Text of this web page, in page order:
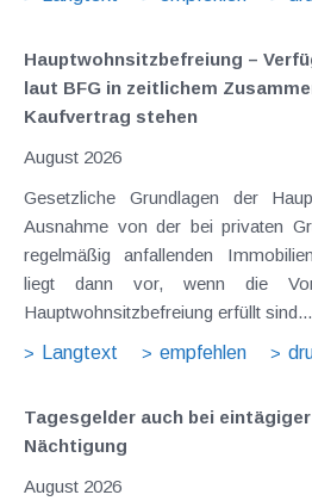
Hauptwohnsitz​­befreiung –
laut BFG in zeitlichem
Kaufvertrag stehen
August 2026
Gesetzliche Grundlagen der
Ausnahme von der bei privaten
regelmäßig anfallenden
liegt dann vor, wenn die
Hauptwohnsitzbefreiung erfüllt
Langtext
empfehlen
Tagesgelder auch bei
Nächtigung
August 2026